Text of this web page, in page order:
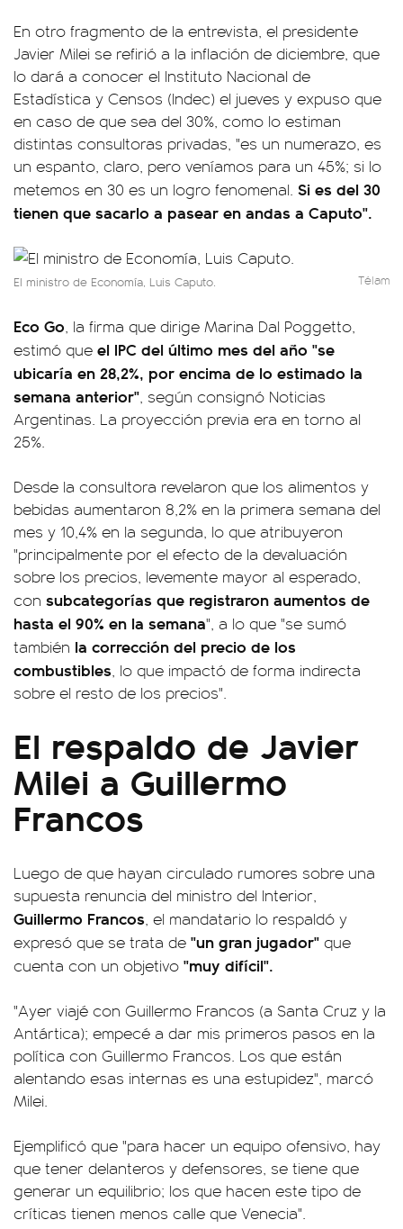
En otro fragmento de la entrevista, el presidente
Javier Milei se refirió a la inflación de diciembre, que
lo dará a conocer el Instituto Nacional de
Estadística y Censos (Indec) el jueves y expuso que
en caso de que sea del 30%, como lo estiman
distintas consultoras privadas, "es un numerazo, es
un espanto, claro, pero veníamos para un 45%; si lo
metemos en 30 es un logro fenomenal. Si es del 30
tienen que sacarlo a pasear en andas a Caputo".
El ministro de Economía, Luis Caputo. Télam
Eco Go, la firma que dirige Marina Dal Poggetto,
estimó que el IPC del último mes del año "se
ubicaría en 28,2%, por encima de lo estimado la
semana anterior", según consignó Noticias
Argentinas. La proyección previa era en torno al
25%.
Desde la consultora revelaron que los alimentos y
bebidas aumentaron 8,2% en la primera semana del
mes y 10,4% en la segunda, lo que atribuyeron
"principalmente por el efecto de la devaluación
sobre los precios, levemente mayor al esperado,
con subcategorías que registraron aumentos de
hasta el 90% en la semana", a lo que "se sumó
también la corrección del precio de los
combustibles, lo que impactó de forma indirecta
sobre el resto de los precios".
El respaldo de Javier
Milei a Guillermo
Francos
Luego de que hayan circulado rumores sobre una
supuesta renuncia del ministro del Interior,
Guillermo Francos, el mandatario lo respaldó y
expresó que se trata de "un gran jugador" que
cuenta con un objetivo "muy difícil".
"Ayer viajé con Guillermo Francos (a Santa Cruz y la
Antártica); empecé a dar mis primeros pasos en la
política con Guillermo Francos. Los que están
alentando esas internas es una estupidez", marcó
Milei.
Ejemplificó que "para hacer un equipo ofensivo, hay
que tener delanteros y defensores, se tiene que
generar un equilibrio; los que hacen este tipo de
críticas tienen menos calle que Venecia".